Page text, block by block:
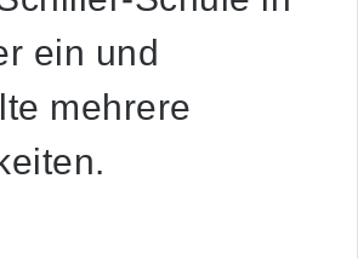
ein und
mehrere